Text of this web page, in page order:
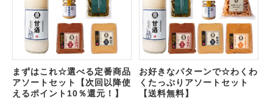
まずはこれ☆選べる定番商品
アソートセット【次回以降使
えるポイント10％還元！】
お好きなパターンで☆わくわ
くたっぷりアソートセット
【送料無料】